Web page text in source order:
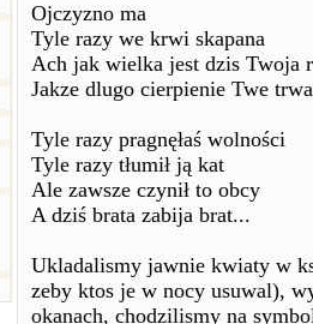
Ojczyzno ma
Tyle razy we krwi skapana
Ach jak wielka jest dzis Twoja
Jakze dlugo cierpienie Twe
Tyle razy pragnęłaś wolności
Tyle razy tłumił ją kat
Ale zawsze czynił to obcy
A dziś brata zabija brat...
Ukladalismy jawnie kwiaty w
zeby ktos je w nocy usuwal),
okanach, chodzilismy na